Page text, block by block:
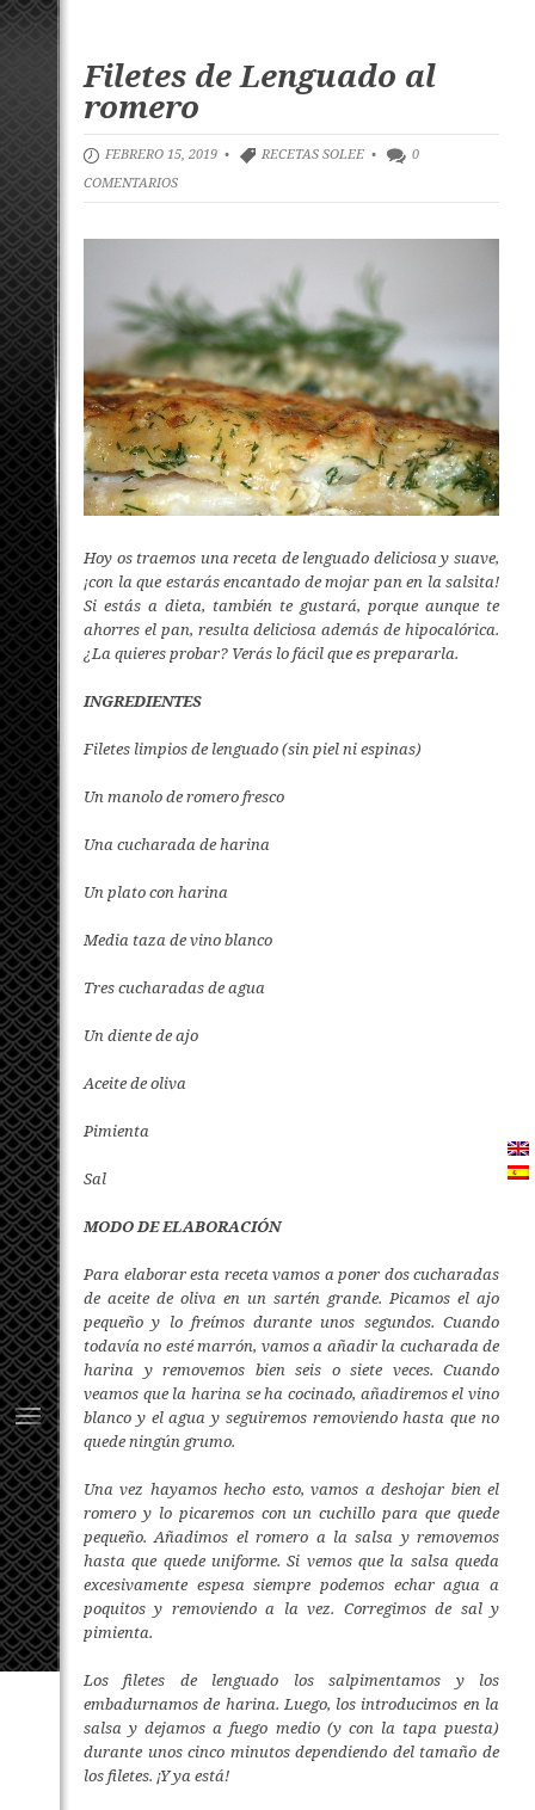
Filetes de Lenguado al
romero
FEBRERO 15, 2019 • RECETAS SOLEE •
0
COMENTARIOS
Hoy os traemos una receta de lenguado deliciosa y suave,
¡con la que estarás encantado de mojar pan en la salsita!
Si estás a dieta, también te gustará, porque aunque te
ahorres el pan, resulta deliciosa además de hipocalórica.
¿La quieres probar? Verás lo fácil que es prepararla.
INGREDIENTES
Filetes limpios de lenguado (sin piel ni espinas)
Un manolo de romero fresco
Una cucharada de harina
Un plato con harina
Media taza de vino blanco
Tres cucharadas de agua
Un diente de ajo
Aceite de oliva
Pimienta
Sal
MODO DE ELABORACIÓN
Para elaborar esta receta vamos a poner dos cucharadas
de aceite de oliva en un sartén grande. Picamos el ajo
pequeño y lo freímos durante unos segundos. Cuando
todavía no esté marrón, vamos a añadir la cucharada de
harina y removemos bien seis o siete veces. Cuando
veamos que la harina se ha cocinado, añadiremos el vino
blanco y el agua y seguiremos removiendo hasta que no
quede ningún grumo.
Una vez hayamos hecho esto, vamos a deshojar bien el
romero y lo picaremos con un cuchillo para que quede
pequeño. Añadimos el romero a la salsa y removemos
hasta que quede uniforme. Si vemos que la salsa queda
excesivamente espesa siempre podemos echar agua a
poquitos y removiendo a la vez. Corregimos de sal y
pimienta.
Los filetes de lenguado los salpimentamos y los
embadurnamos de harina. Luego, los introducimos en la
salsa y dejamos a fuego medio (y con la tapa puesta)
durante unos cinco minutos dependiendo del tamaño de
los filetes. ¡Y ya está!